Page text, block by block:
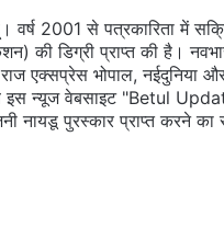
2001 से पत्रकारिता में
की डिग्री प्राप्त की है।
एक्सप्रेस भोपाल, नईदुनिया
इस न्यूज वेबसाइट "Betul
नायडू पुरस्कार प्राप्त करने का